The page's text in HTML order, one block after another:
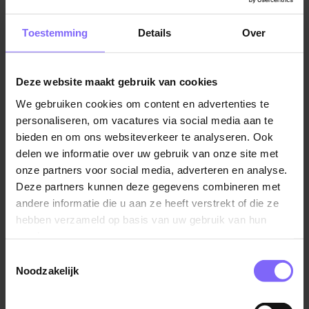
Toestemming Details Over
Deze website maakt gebruik van cookies
We gebruiken cookies om content en advertenties te
personaliseren, om vacatures via social media aan te
bieden en om ons websiteverkeer te analyseren. Ook
delen we informatie over uw gebruik van onze site met
onze partners voor social media, adverteren en analyse.
Deze partners kunnen deze gegevens combineren met
andere informatie die u aan ze heeft verstrekt of die ze
hebben verzameld op basis van uw gebruik van hun
Noodzakelijk
beperking, ouderen, kinderen of andere
doelgroepen.
branche? Bekijk hier alle vacatures in de
ofgehandicaptenzorg . Hieronder vind je meer
algemene informatie over de functie van
activiteitenbegeleider:
Opleiding
Om als activiteitenbegeleider te kunnen werken, heb
je minimaal een mbo-opleiding niveau 3 of 4 nodig in
de richting van zorg en welzijn. Denk hierbij aan
opleidingen zoals Maatschappelijke Zorg, Sociaal
Werk of Verzorgende IG. Het is daarnaast ook